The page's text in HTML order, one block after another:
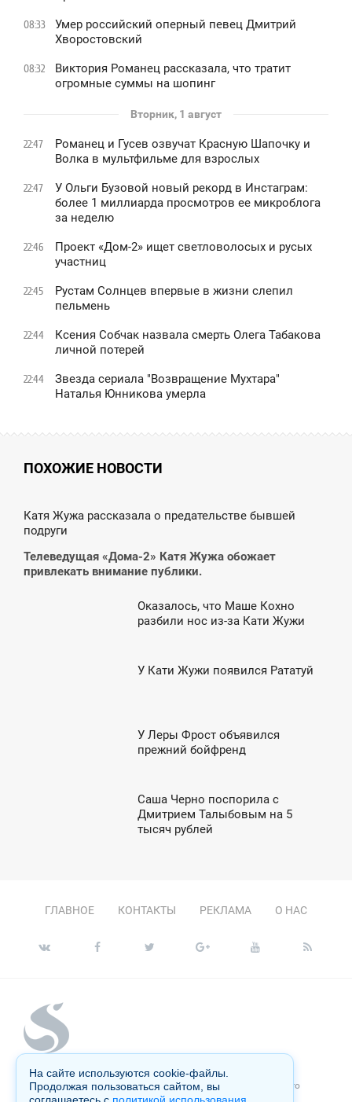
08:33
Умер российский оперный певец Дмитрий
Хворостовский
08:32
Виктория Романец рассказала, что тратит
огромные суммы на шопинг
Вторник, 1 август
22:47
Романец и Гусев озвучат Красную Шапочку и
Волка в мультфильме для взрослых
22:47
У Ольги Бузовой новый рекорд в Инстаграм:
более 1 миллиарда просмотров ее микроблога
за неделю
22:46
Проект «Дом-2» ищет светловолосых и русых
участниц
22:45
Рустам Солнцев впервые в жизни слепил
пельмень
22:44
Ксения Собчак назвала смерть Олега Табакова
личной потерей
22:44
Звезда сериала "Возвращение Мухтара"
Наталья Юнникова умерла
ПОХОЖИЕ НОВОСТИ
Катя Жужа рассказала о предательстве бывшей
подруги
Телеведущая «Дома-2» Катя Жужа обожает
привлекать внимание публики.
Оказалось, что Маше Кохно
разбили нос из-за Кати Жужи
У Кати Жужи появился Рататуй
У Леры Фрост объявился
прежний бойфренд
Саша Черно поспорила с
Дмитрием Талыбовым на 5
тысяч рублей
ГЛАВНОЕ КОНТАКТЫ РЕКЛАМА О НАС
Копирование материалов сайта запрещено без письменного
согласия администрации и преследуется по закону.
На сайте используются cookie-файлы.
Продолжая пользоваться сайтом, вы